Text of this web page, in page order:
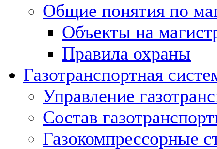
Общие понятия по
Объекты на
Правила охраны
Газотранспортная
Управление
Состав
Газокомпрессорные